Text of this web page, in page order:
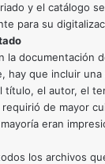
y el catálogo
para su
la documentación
hay que incluir
título, el autor, el
de mayor
eran
los archivos